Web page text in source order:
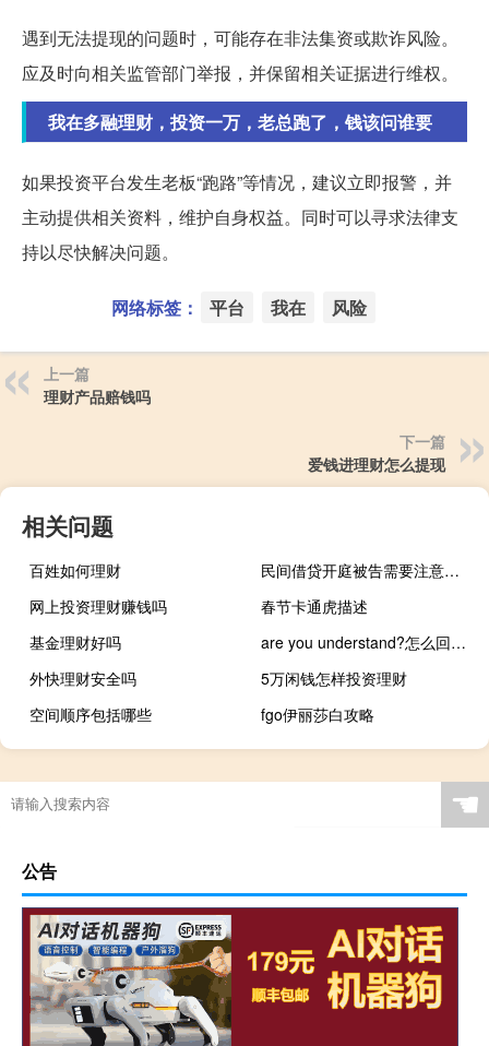
遇到无法提现的问题时，可能存在非法集资或欺诈风险。
应及时向相关监管部门举报，并保留相关证据进行维权。
我在多融理财，投资一万，老总跑了，钱该问谁要
如果投资平台发生老板“跑路”等情况，建议立即报警，并
主动提供相关资料，维护自身权益。同时可以寻求法律支
持以尽快解决问题。
网络标签： 平台 我在 风险
上一篇
理财产品赔钱吗
下一篇
爱钱进理财怎么提现
相关问题
百姓如何理财
民间借贷开庭被告需要注意什么
网上投资理财赚钱吗
春节卡通虎描述
基金理财好吗
are you understand?怎么回答（Are you understand 这句英语表达正确么）
外快理财安全吗
5万闲钱怎样投资理财
空间顺序包括哪些
fgo伊丽莎白攻略
☚
公告